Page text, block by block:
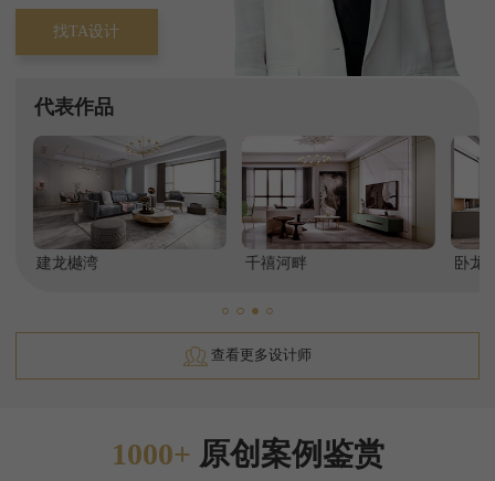
西班牙森林一期
滩壹号
上林西江国际社区 天府万科城
找TA设计
代表作品
建龙樾湾 千禧河畔 卧龙
查看更多设计师
1000+ 原创案例鉴赏